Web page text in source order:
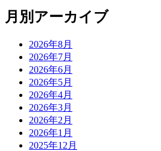
月別アーカイブ
2026年8月
2026年7月
2026年6月
2026年5月
2026年4月
2026年3月
2026年2月
2026年1月
2025年12月